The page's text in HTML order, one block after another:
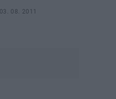
03. 08. 2011